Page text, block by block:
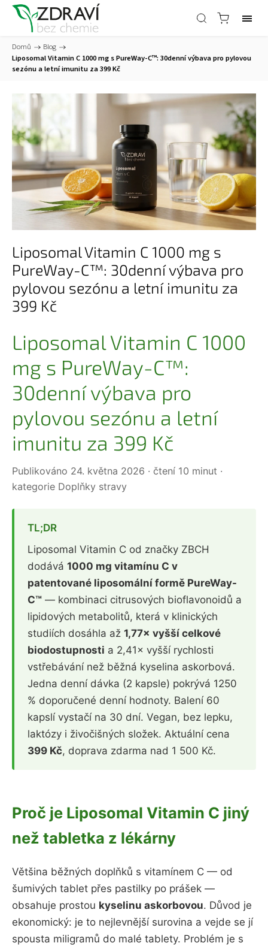
Domů / Blog /
Liposomal Vitamin C 1000 mg s PureWay-C™: 30denní výbava pro pylovou
sezónu a letní imunitu za 399 Kč
Liposomal Vitamin C 1000 mg s
PureWay-C™: 30denní výbava pro
pylovou sezónu a letní imunitu za
399 Kč
Liposomal Vitamin C 1000
mg s PureWay-C™:
30denní výbava pro
pylovou sezónu a letní
imunitu za 399 Kč
Publikováno 24. května 2026 · čtení 10 minut ·
kategorie Doplňky stravy
TL;DR
Liposomal Vitamin C od značky ZBCH
dodává 1000 mg vitamínu C v
patentované liposomální formě PureWay-
C™ — kombinaci citrusových bioflavonoidů a
lipidových metabolitů, která v klinických
studiích dosáhla až 1,77× vyšší celkové
biodostupnosti a 2,41× vyšší rychlosti
vstřebávání než běžná kyselina askorbová.
Jedna denní dávka (2 kapsle) pokrývá 1250
% doporučené denní hodnoty. Balení 60
kapslí vystačí na 30 dní. Vegan, bez lepku,
laktózy i živočišných složek. Aktuální cena
399 Kč, doprava zdarma nad 1 500 Kč.
Proč je Liposomal Vitamin C jiný
než tabletka z lékárny
Většina běžných doplňků s vitamínem C — od
šumivých tablet přes pastilky po prášek —
obsahuje prostou kyselinu askorbovou. Důvod je
ekonomický: je to nejlevnější surovina a vejde se jí
spousta miligramů do malé tablety. Problém je s